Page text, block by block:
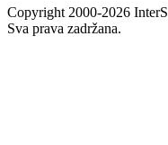
Copyright 2000-2026
Sva prava zadržana.